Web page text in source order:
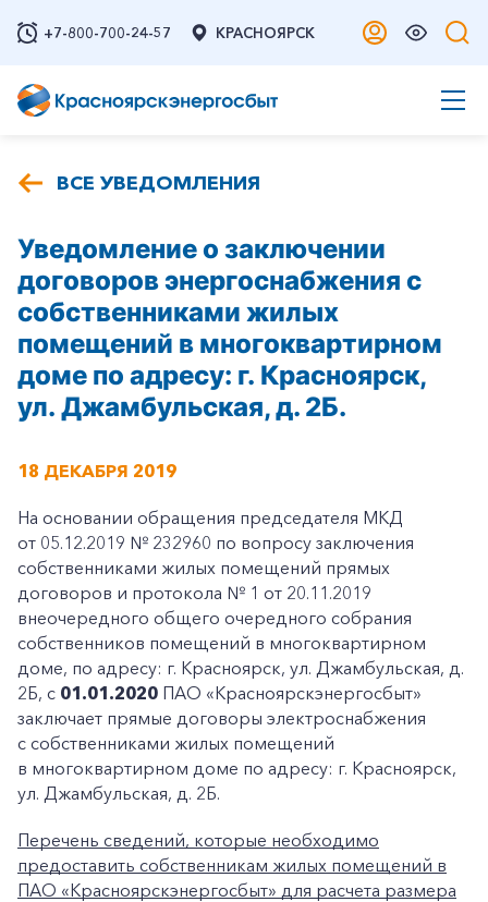
+7-800-700-24-57 КРАСНОЯРСК
ВСЕ УВЕДОМЛЕНИЯ
Уведомление о заключении
договоров энергоснабжения с
собственниками жилых
помещений в многоквартирном
доме по адресу: г. Красноярск,
ул. Джамбульская, д. 2Б.
18 ДЕКАБРЯ 2019
На основании обращения председателя МКД
от 05.12.2019 № 232960 по вопросу заключения
собственниками жилых помещений прямых
договоров и протокола № 1 от 20.11.2019
внеочередного общего очередного собрания
собственников помещений в многоквартирном
доме, по адресу: г. Красноярск, ул. Джамбульская, д.
2Б, с 01.01.2020 ПАО «Красноярскэнергосбыт»
заключает прямые договоры электроснабжения
с собственниками жилых помещений
в многоквартирном доме по адресу: г. Красноярск,
ул. Джамбульская, д. 2Б.
Перечень сведений, которые необходимо
предоставить собственникам жилых помещений в
ПАО «Красноярскэнергосбыт» для расчета размера